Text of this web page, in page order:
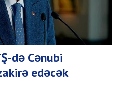
də Cənubi
edəcək